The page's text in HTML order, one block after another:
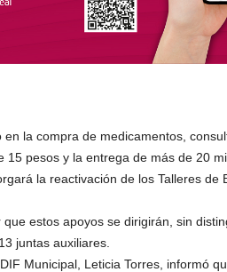
la compra de medicamentos,
15 pesos y la entrega de más de 20
la reactivación de los Talleres de
estos apoyos se dirigirán, sin
juntas auxiliares.
Municipal, Leticia Torres, informó